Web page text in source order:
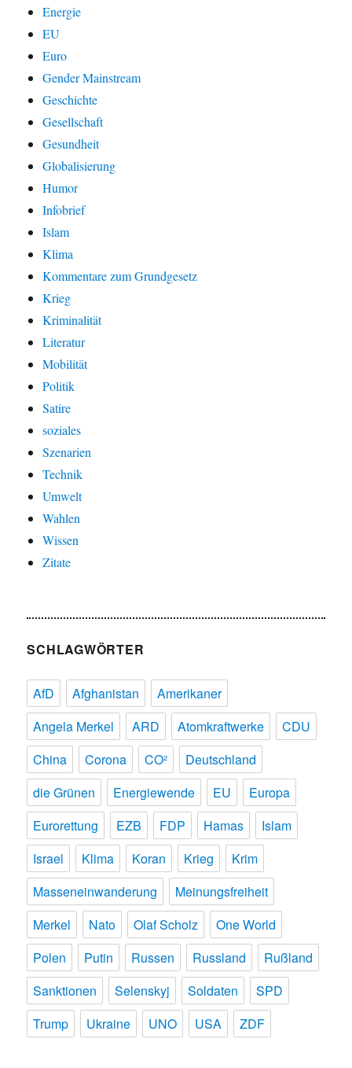
Energie
EU
Euro
Gender Mainstream
Geschichte
Gesellschaft
Gesundheit
Globalisierung
Humor
Infobrief
Islam
Klima
Kommentare zum Grundgesetz
Krieg
Kriminalität
Literatur
Mobilität
Politik
Satire
soziales
Szenarien
Technik
Umwelt
Wahlen
Wissen
Zitate
SCHLAGWÖRTER
AfD Afghanistan
Amerikaner
Angela Merkel
ARD Atomkraftwerke
CDU
China
Corona CO²
Deutschland
die Grünen
Energiewende EU
Europa
Eurorettung
EZB FDP Hamas
Islam
Israel
Klima Koran Krieg
Krim
Masseneinwanderung
Meinungsfreiheit
Merkel
Nato Olaf Scholz
One World
Polen
Putin Russen Russland
Rußland
Sanktionen
Selenskyj Soldaten
SPD
Trump
Ukraine UNO USA ZDF